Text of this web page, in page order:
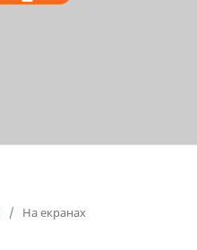
/ На екранах